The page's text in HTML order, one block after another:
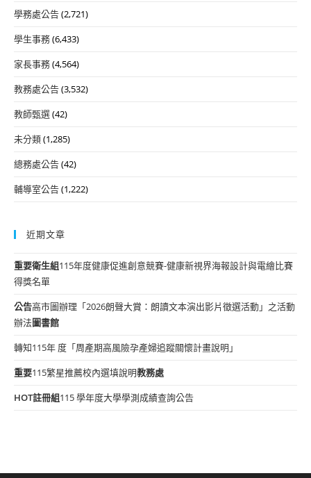
學務處公告(2,721)
學生事務(6,433)
家長事務(4,564)
教務處公告(3,532)
教師甄選(42)
未分類(1,285)
總務處公告(42)
輔導室公告(1,222)
近期文章
重要衛生組115年度健康促進創意競賽-健康新視界海報設計與電繪比賽
得獎名單
公告高市圖辦理「2026朗聲大賞：朗讀文本演出影片徵選活動」之活動
辦法圖書館
轉知115年 度「周產期高風險孕產婦追蹤關懷計畫說明」
重要115繁星推薦校內選填說明教務處
HOT註冊組115 學年度大學學測成績查詢公告